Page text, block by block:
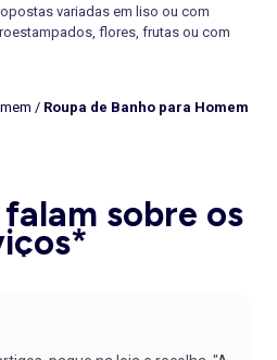
variadas em liso ou com
flores, frutas ou com
em roupa de banho, temos
de preferências, assim como a
, sobretudo com estampados com
as eternas tardes de calor
para recorrer à roupa de banho é,
contexto, assim como em visitas a
/ Roupa de Banho para Homem
sobre os